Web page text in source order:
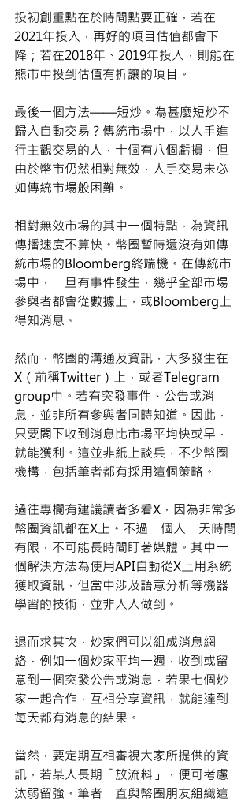
投初創重點在於時間點要正確，若在
2021年投入，再好的項目估值都會下
降；若在2018年、2019年投入，則能在
熊市中投到估值有折讓的項目。
最後一個方法——短炒。為甚麼短炒不
歸入自動交易？傳統市場中，以人手進
行主觀交易的人，十個有八個虧損，但
由於幣市仍然相對無效，人手交易未必
如傳統市場般困難。
相對無效市場的其中一個特點，為資訊
傳播速度不算快。幣圈暫時還沒有如傳
統市場的Bloomberg終端機。在傳統市
場中，一旦有事件發生，幾乎全部市場
參與者都會從數據上，或Bloomberg上
得知消息。
然而，幣圈的溝通及資訊，大多發生在
X（前稱Twitter）上，或者Telegram
group中。若有突發事件、公告或消
息，並非所有參與者同時知道。因此，
只要閣下收到消息比市場平均快或早，
就能獲利。這並非紙上談兵，不少幣圈
機構，包括筆者都有採用這個策略。
過往專欄有建議讀者多看X，因為非常多
幣圈資訊都在X上。不過一個人一天時間
有限，不可能長時間盯著媒體。其中一
個解決方法為使用API自動從X上用系統
獲取資訊，但當中涉及語意分析等機器
學習的技術，並非人人做到。
退而求其次，炒家們可以組成消息網
絡，例如一個炒家平均一週，收到或留
意到一個突發公告或消息，若果七個炒
家一起合作，互相分享資訊，就能達到
每天都有消息的結果。
當然，要定期互相審視大家所提供的資
訊，若某人長期「放流料」，便可考慮
汰弱留強。筆者一直與幣圈朋友組織這